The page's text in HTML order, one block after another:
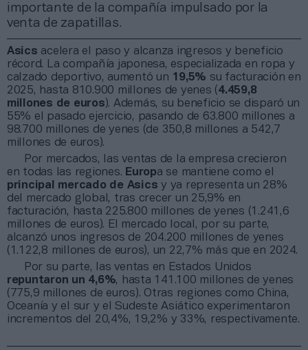
importante de la compañía impulsado por la
venta de zapatillas.
Asics acelera el paso y alcanza ingresos y beneficio
récord. La compañía japonesa, especializada en ropa y
calzado deportivo, aumentó un 19,5% su facturación en
2025, hasta 810.900 millones de yenes ( 4.459,8
millones de euros ). Además, su beneficio se disparó un
55% el pasado ejercicio, pasando de 63.800 millones a
98.700 millones de yenes (de 350,8 millones a 542,7
millones de euros).
Por mercados, las ventas de la empresa crecieron
en todas las regiones. Europa se mantiene como el
principal mercado de Asics y ya representa un 28%
del mercado global, tras crecer un 25,9% en
facturación, hasta 225.800 millones de yenes (1.241,6
millones de euros). El mercado local, por su parte,
alcanzó unos ingresos de 204.200 millones de yenes
(1.122,8 millones de euros), un 22,7% más que en 2024.
Por su parte, las ventas en Estados Unidos
repuntaron un 4,6%, hasta 141.100 millones de yenes
(775,9 millones de euros). Otras regiones como China,
Oceanía y el sur y el Sudeste Asiático experimentaron
incrementos del 20,4%, 19,2% y 33%, respectivamente.